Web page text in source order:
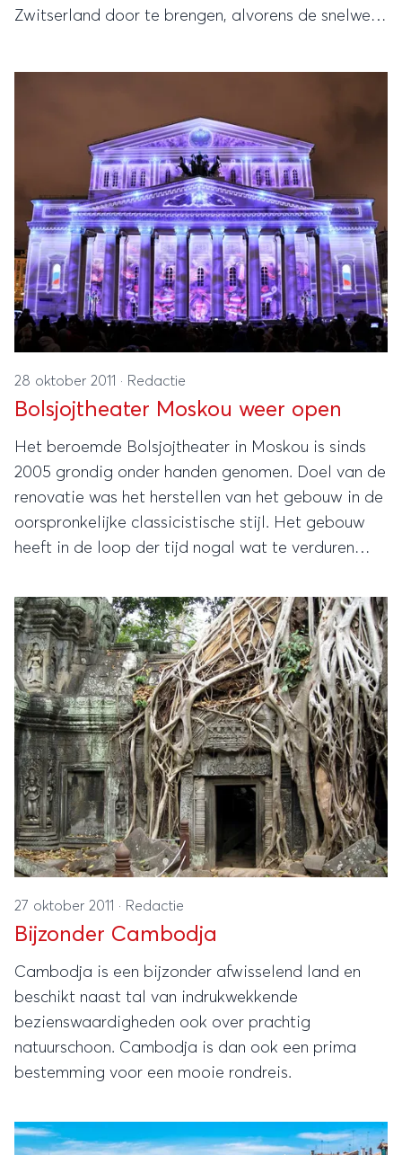
Zwitserland door te brengen, alvorens de snelweg
28 oktober 2011 · Redactie
Bolsjojtheater Moskou weer open
Het beroemde Bolsjojtheater in Moskou is sinds
2005 grondig onder handen genomen. Doel van de
renovatie was het herstellen van het gebouw in de
oorspronkelijke classicistische stijl. Het gebouw
heeft in de loop der tijd nogal wat te verduren
achtergelaten.
27 oktober 2011 · Redactie
Bijzonder Cambodja
Cambodja is een bijzonder afwisselend land en
beschikt naast tal van indrukwekkende
bezienswaardigheden ook over prachtig
natuurschoon. Cambodja is dan ook een prima
bestemming voor een mooie rondreis.